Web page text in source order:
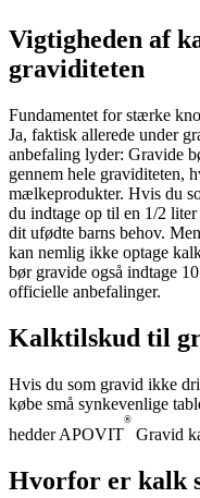
Vigtigheden af
graviditeten
Fundamentet for stærke
Ja, faktisk allerede under
anbefaling lyder: Gravide
gennem hele graviditeten,
mælkeprodukter. Hvis du
du indtage op til en 1/2
dit ufødte barns behov.
kan nemlig ikke optage
bør gravide også indtage
officielle anbefalinger.
Kalktilskud til
Hvis du som gravid ikke
købe små synkevenlige
hedder APOVIT
®
Gravid
Hvorfor er kalk